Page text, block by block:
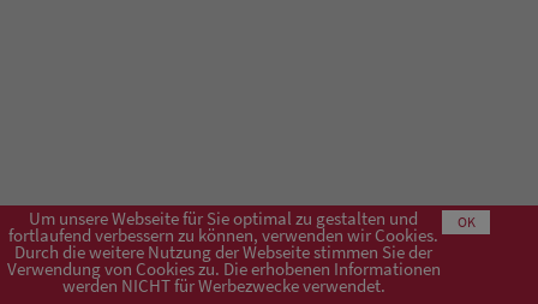
Um unsere Webseite für Sie optimal zu gestalten und
fortlaufend verbessern zu können, verwenden wir Cookies.
Durch die weitere Nutzung der Webseite stimmen Sie der
Verwendung von Cookies zu. Die erhobenen Informationen
werden NICHT für Werbezwecke verwendet.
OK
Impressum AGB Datenschutzerklärung